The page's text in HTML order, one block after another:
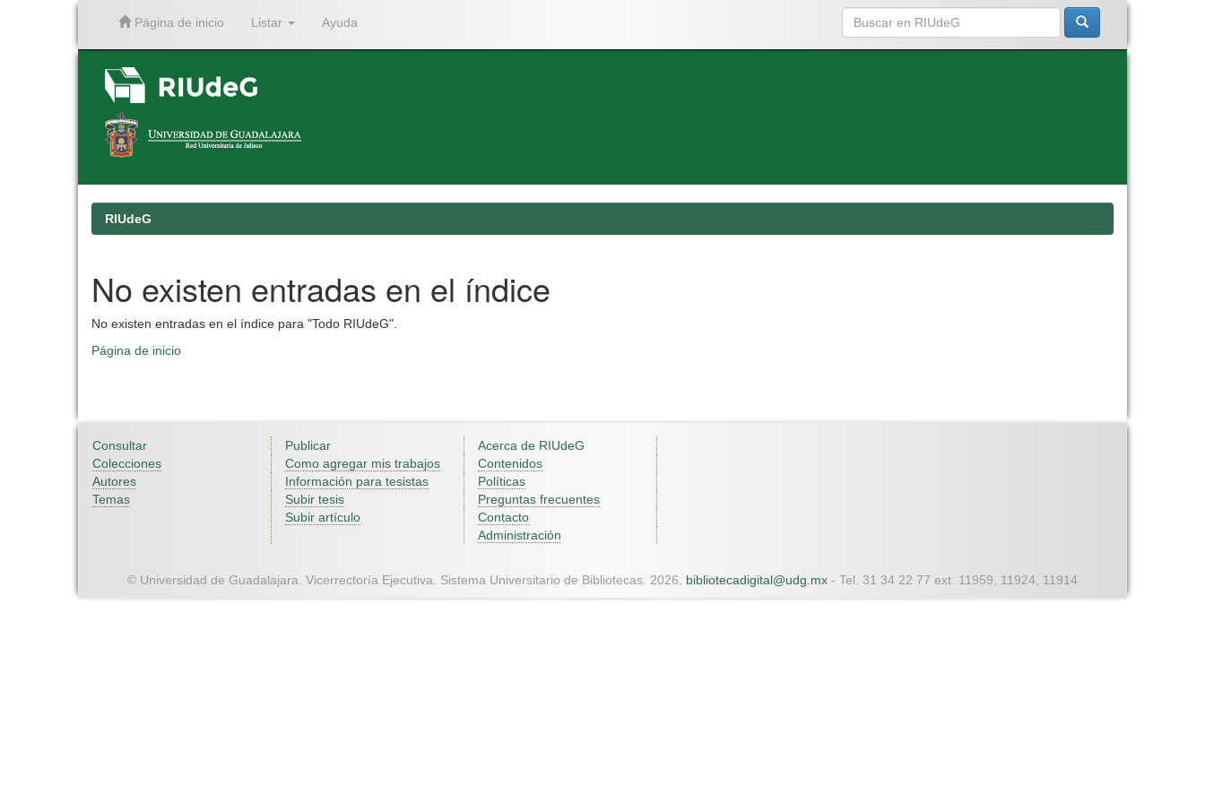
Página de inicio Listar Ayuda
RIUdeG
No existen entradas en el índice
No existen entradas en el índice para "Todo RIUdeG".
Página de inicio
Consultar
Colecciones
Autores
Temas
Publicar
Como agregar mis trabajos
Información para tesistas
Subir tesis
Subir artículo
Acerca de RIUdeG
Contenidos
Políticas
Preguntas frecuentes
Contacto
Administración
© Universidad de Guadalajara. Vicerrectoría Ejecutiva. Sistema Universitario de Bibliotecas. 2026. bibliotecadigital@udg.mx - Tel. 31 34 22 77 ext. 11959, 11924, 11914